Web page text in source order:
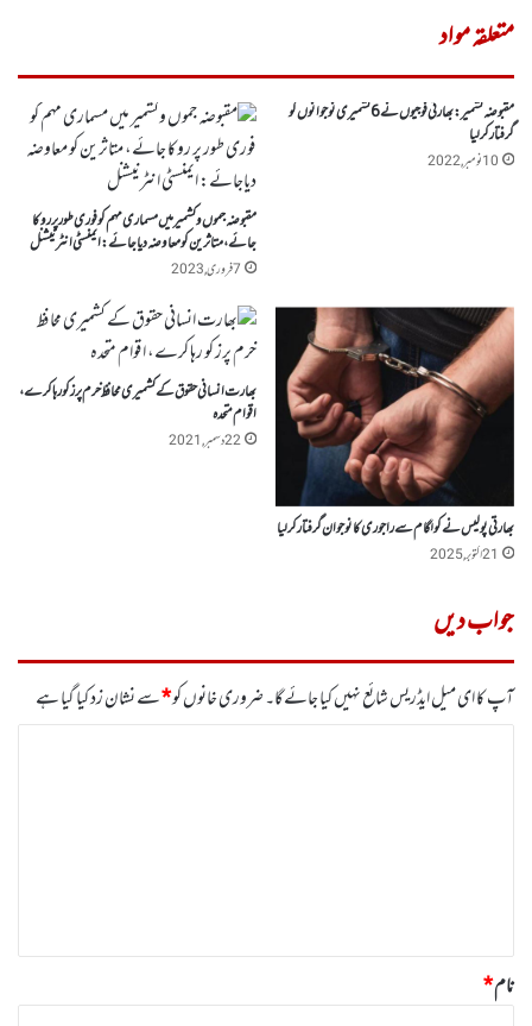
متعلقہ مواد
مقبوضہ کشمیر : بھارتی فوجیوں نے 6کشمیری نوجوانوں کو
گرفتار کرلیا
10 نومبر, 2022
مقبوضہ جموں وکشمیر میں مسماری مہم کو فوری طور پر روکا
جائے، متاثرین کو معاوضہ دیاجائے: ایمنسٹی انٹرنیشنل
7 فروری, 2023
بھارتی پولیس نے کولگام سے راجوری کا نوجوان گرفتارکرلیا
21 اکتوبر, 2025
بھارت انسانی حقوق کے کشمیری محافظ خرم پرز کو رہا کرے،
اقوام متحدہ
22 دسمبر, 2021
جواب دیں
آپ کا ای میل ایڈریس شائع نہیں کیا جائے گا۔ضروری خانوں کو*سے نشان زد کیا گیا ہے
نام*